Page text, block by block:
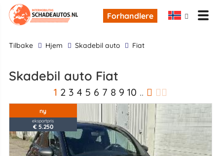
Forhandlere
tilbake Hjem skadebil auto Fiat
skadebil auto Fiat
1 2 3 4 5 6 7 8 9 10 ..
ny
eksportpris
€ 5.250